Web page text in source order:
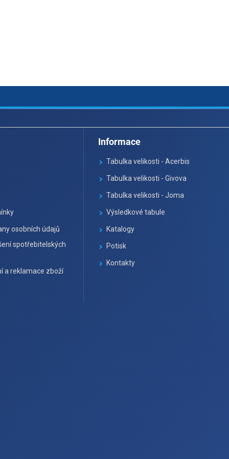
osobních údajů
spotřebitelských
a reklamace zboží
Informace
Tabulka velikosti - Acerbis
Tabulka velikosti - Givova
Tabulka velikosti - Joma
Výsledkové tabule
Katalogy
Potisk
Kontakty